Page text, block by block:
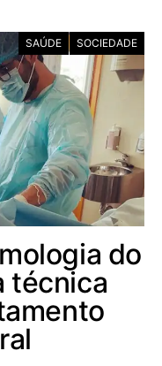
SAÚDE SOCIEDADE
do
técnica